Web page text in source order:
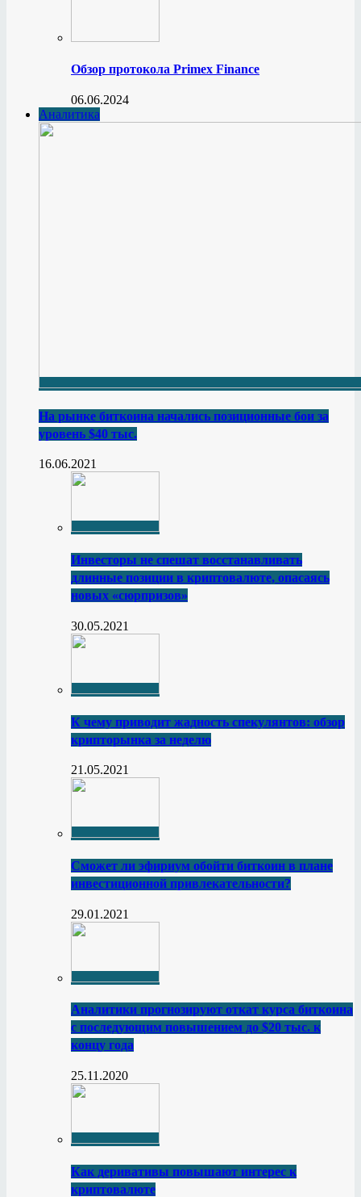
Обзор протокола Primex Finance
06.06.2024
Аналитика
На рынке биткоина начались позиционные бои за
уровень $40 тыс.
16.06.2021
Инвесторы не спешат восстанавливать
длинные позиции в криптовалюте, опасаясь
новых «сюрпризов»
30.05.2021
К чему приводит жадность спекулянтов: обзор
крипторынка за неделю
21.05.2021
Сможет ли эфириум обойти биткоин в плане
инвестиционной привлекательности?
29.01.2021
Аналитики прогнозируют откат курса биткоина
с последующим повышением до $20 тыс. к
концу года
25.11.2020
Как деривативы повышают интерес к
криптовалюте